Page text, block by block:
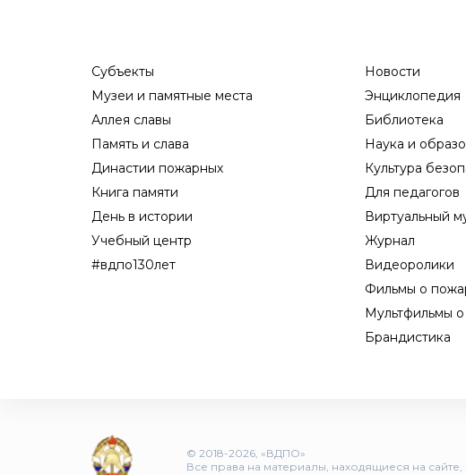
Субъекты
Музеи и памятные места
Аллея славы
Память и слава
Династии пожарных
Книга памяти
День в истории
Учебный центр
#вдпо130лет
Новости
Энциклопедия
Библиотека
Наука и
Культура
Для педагогов
Виртуальный
Журнал
Видеоролики
Фильмы о
Мультфильмы
Брандистика
© 2018-2026, «ВДПО»
Все права на материалы, находящиеся на